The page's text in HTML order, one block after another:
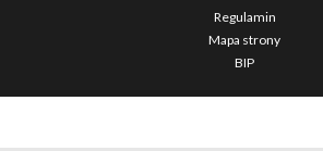
Regulamin
Mapa strony
BIP